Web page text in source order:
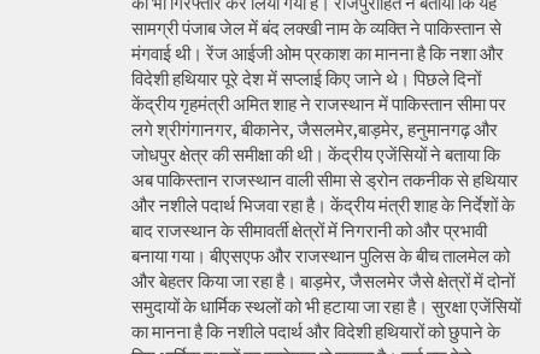
सामग्री पंजाब जेल में बंद लक्खी नाम के व्यक्ति ने पाकिस्तान से
मंगवाई थी। रेंज आईजी ओम प्रकाश का मानना है कि नशा और
विदेशी हथियार पूरे देश में सप्लाई किए जाने थे। पिछले दिनों
केंद्रीय गृहमंत्री अमित शाह ने राजस्थान में पाकिस्तान सीमा पर
लगे श्रीगंगानगर, बीकानेर, जैसलमेर,बाड़मेर, हनुमानगढ़ और
जोधपुर क्षेत्र की समीक्षा की थी। केंद्रीय एजेंसियों ने बताया कि
अब पाकिस्तान राजस्थान वाली सीमा से ड्रोन तकनीक से हथियार
और नशीले पदार्थ भिजवा रहा है। केंद्रीय मंत्री शाह के निर्देशों के
बाद राजस्थान के सीमावर्ती क्षेत्रों में निगरानी को और प्रभावी
बनाया गया। बीएसएफ और राजस्थान पुलिस के बीच तालमेल को
और बेहतर किया जा रहा है। बाड़मेर, जैसलमेर जैसे क्षेत्रों में दोनों
समुदायों के धार्मिक स्थलों को भी हटाया जा रहा है। सुरक्षा एजेंसियों
का मानना है कि नशीले पदार्थ और विदेशी हथियारों को छुपाने के